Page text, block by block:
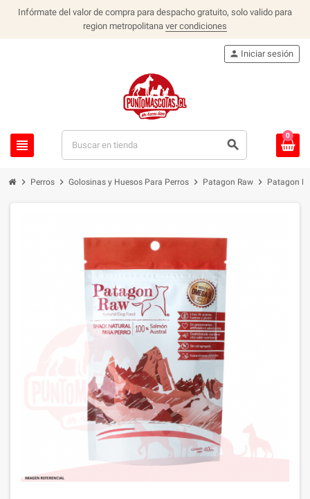
Infórmate del valor de compra para despacho gratuito, solo valido para
region metropolitana ver condiciones
view_headline search
person Iniciar sesión
0
chevron_right Perros chevron_right Golosinas y Huesos Para Perros chevron_right Patagon Raw chevron_right Patagon